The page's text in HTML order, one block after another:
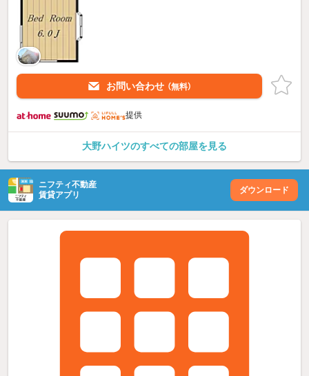
お問い合わせ （無料）
提供
大野ハイツのすべての部屋を見る
ニフティ不動産
賃貸アプリ
ダウンロード